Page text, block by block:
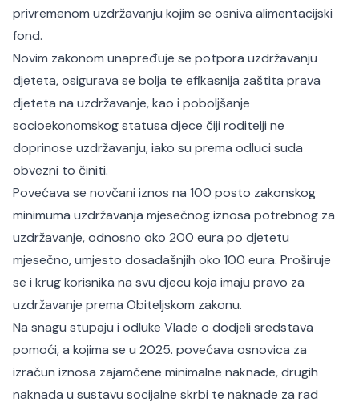
privremenom uzdržavanju kojim se osniva alimentacijski
fond.
Novim zakonom unapređuje se potpora uzdržavanju
djeteta, osigurava se bolja te efikasnija zaštita prava
djeteta na uzdržavanje, kao i poboljšanje
socioekonomskog statusa djece čiji roditelji ne
doprinose uzdržavanju, iako su prema odluci suda
obvezni to činiti.
Povećava se novčani iznos na 100 posto zakonskog
minimuma uzdržavanja mjesečnog iznosa potrebnog za
uzdržavanje, odnosno oko 200 eura po djetetu
mjesečno, umjesto dosadašnjih oko 100 eura. Proširuje
se i krug korisnika na svu djecu koja imaju pravo za
uzdržavanje prema Obiteljskom zakonu.
Na snagu stupaju i odluke Vlade o dodjeli sredstava
pomoći, a kojima se u 2025. povećava osnovica za
izračun iznosa zajamčene minimalne naknade, drugih
naknada u sustavu socijalne skrbi te naknade za rad